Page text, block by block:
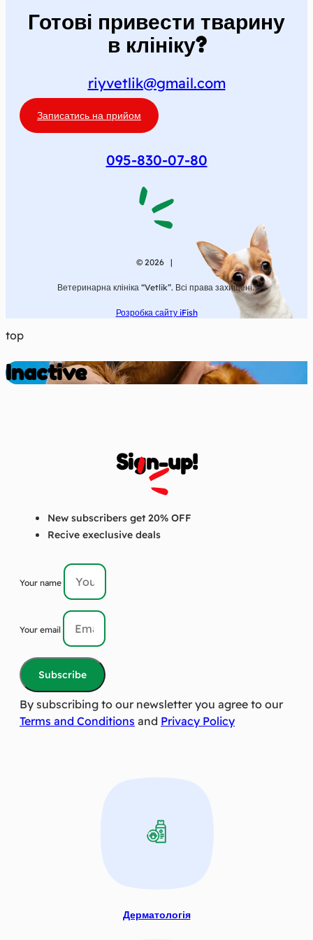
Готові привести тварину
в клініку?
riyvetlik@gmail.com
Записатись на прийом
095-830-07-80
© 2026 |
Ветеринарна клініка “Vetlik”. Всі права захищені.
Розробка сайту iFish
top
Inactive
Sign-up!
New subscribers get 20% OFF
Recive execlusive deals
Your name
Your email
Subscribe
By subscribing to our newsletter you agree to our
Terms and Conditions and Privacy Policy
Дерматологія